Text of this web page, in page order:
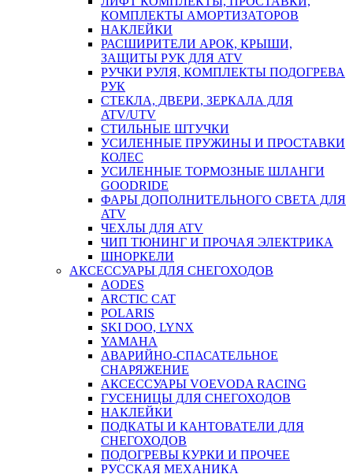
КОМПЛЕКТЫ АМОРТИЗАТОРОВ
НАКЛЕЙКИ
РАСШИРИТЕЛИ АРОК, КРЫШИ,
ЗАЩИТЫ РУК ДЛЯ ATV
РУЧКИ РУЛЯ, КОМПЛЕКТЫ ПОДОГРЕВА
РУК
СТЕКЛА, ДВЕРИ, ЗЕРКАЛА ДЛЯ
ATV/UTV
СТИЛЬНЫЕ ШТУЧКИ
УСИЛЕННЫЕ ПРУЖИНЫ И ПРОСТАВКИ
КОЛЕС
УСИЛЕННЫЕ ТОРМОЗНЫЕ ШЛАНГИ
GOODRIDE
ФАРЫ ДОПОЛНИТЕЛЬНОГО СВЕТА ДЛЯ
ATV
ЧЕХЛЫ ДЛЯ ATV
ЧИП ТЮНИНГ И ПРОЧАЯ ЭЛЕКТРИКА
ШНОРКЕЛИ
АКСЕССУАРЫ ДЛЯ СНЕГОХОДОВ
AODES
ARCTIC CAT
POLARIS
SKI DOO, LYNX
YAMAHA
АВАРИЙНО-СПАСАТЕЛЬНОЕ
СНАРЯЖЕНИЕ
АКСЕССУАРЫ VOEVODA RACING
ГУСЕНИЦЫ ДЛЯ СНЕГОХОДОВ
НАКЛЕЙКИ
ПОДКАТЫ И КАНТОВАТЕЛИ ДЛЯ
СНЕГОХОДОВ
ПОДОГРЕВЫ КУРКИ И ПРОЧЕЕ
РУССКАЯ МЕХАНИКА